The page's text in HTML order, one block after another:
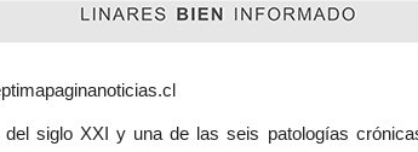
siglo XXI y una de las seis patologías
Tribunales